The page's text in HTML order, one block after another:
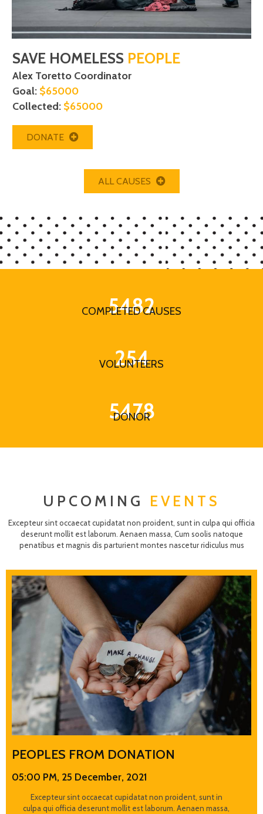
SAVE HOMELESS PEOPLE
Alex Toretto Coordinator
Goal: $65000
Collected: $65000
DONATE
ALL CAUSES
5482
COMPLETED CAUSES
254
VOLUNTEERS
5478
DONOR
UPCOMING EVENTS
Excepteur sint occaecat cupidatat non proident, sunt in culpa qui officia
deserunt mollit est laborum. Aenaen massa, Cum soolis natoque
penatibus et magnis dis parturient montes nascetur ridiculus mus
PEOPLES FROM DONATION
05:00 PM, 25 December, 2021
Excepteur sint occaecat cupidatat non proident, sunt in
culpa qui officia deserunt mollit est laborum. Aenaen massa,